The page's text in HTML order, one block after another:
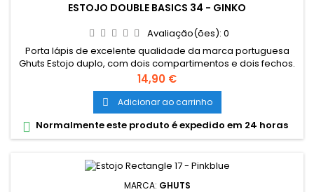
ESTOJO DOUBLE BASICS 34 - GINKO
Avaliação(ões): 0
Porta lápis de excelente qualidade da marca portuguesa
Ghuts Estojo duplo, com dois compartimentos e dois fechos.
Dimensões: 20,5 x 9,5 x 8 cm Características: Polyester 600D;
Fechos e cursor certificados YKK
Preço
14,90 €
 Adicionar ao carrinho
 Normalmente este produto é expedido em 24 horas
MARCA: GHUTS